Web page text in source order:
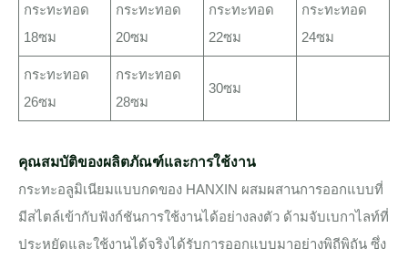
กระทะทอด
18ซม
กระทะทอด
20ซม
กระทะทอด
22ซม
กระทะทอด
24ซม
กระทะทอด
26ซม
กระทะทอด
28ซม
30ซม
คุณสมบัติของผลิตภัณฑ์และการใช้งาน
กระทะอลูมิเนียมแบบกดของ HANXIN ผสมผสานการออกแบบที่
มีสไตล์เข้ากับฟังก์ชันการใช้งานได้อย่างลงตัว ด้ามจับเบกาไลท์ที่
ประหยัดและใช้งานได้จริงได้รับการออกแบบมาอย่างพิถีพิถัน ซึ่ง